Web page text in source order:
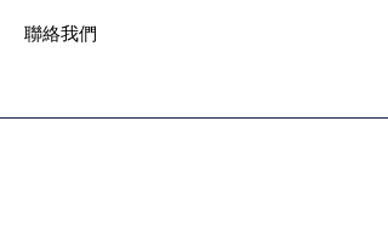
​聯絡我們